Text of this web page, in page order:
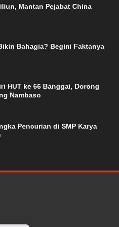
Mantan Pejabat China
Bahagia? Begini Faktanya
HUT ke 66 Banggai, Dorong
Nambaso
Pencurian di SMP Karya